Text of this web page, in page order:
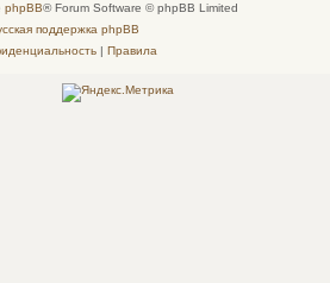
phpBB® Forum Software © phpBB Limited
поддержка phpBB
| Правила